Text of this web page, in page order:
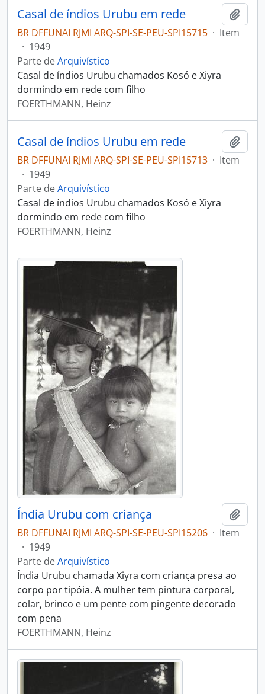
Casal de índios Urubu em rede
BR DFFUNAI RJMI ARQ-SPI-SE-PEU-SPI15715 · Item
· 1949
Parte deArquivístico
Casal de índios Urubu chamados Kosó e Xiyra
dormindo em rede com filho
FOERTHMANN, Heinz
Casal de índios Urubu em rede
BR DFFUNAI RJMI ARQ-SPI-SE-PEU-SPI15713 · Item
· 1949
Parte deArquivístico
Casal de índios Urubu chamados Kosó e Xiyra
dormindo em rede com filho
FOERTHMANN, Heinz
Índia Urubu com criança
BR DFFUNAI RJMI ARQ-SPI-SE-PEU-SPI15206 · Item
· 1949
Parte deArquivístico
Índia Urubu chamada Xiyra com criança presa ao
corpo por tipóia. A mulher tem pintura corporal,
colar, brinco e um pente com pingente decorado
com pena
FOERTHMANN, Heinz